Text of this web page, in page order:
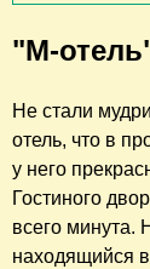
"М-
Не стали
отель, что в
у него
Гостиного
всего минута.
находящийся